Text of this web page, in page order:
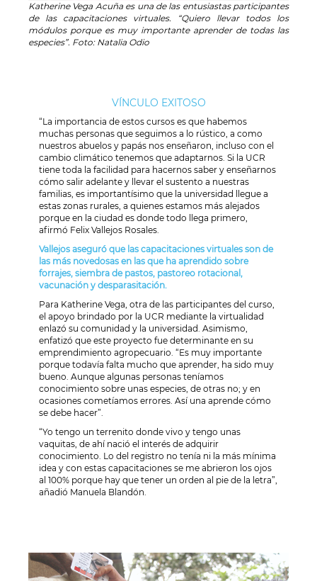
Katherine Vega Acuña es una de las entusiastas participantes
de las capacitaciones virtuales. “Quiero llevar todos los
módulos porque es muy importante aprender de todas las
especies”. Foto: Natalia Odio
VÍNCULO EXITOSO
“La importancia de estos cursos es que habemos
muchas personas que seguimos a lo rústico, a como
nuestros abuelos y papás nos enseñaron, incluso con el
cambio climático tenemos que adaptarnos. Si la UCR
tiene toda la facilidad para hacernos saber y enseñarnos
cómo salir adelante y llevar el sustento a nuestras
familias, es importantísimo que la universidad llegue a
estas zonas rurales, a quienes estamos más alejados
porque en la ciudad es donde todo llega primero,
afirmó Felix Vallejos Rosales.
Vallejos aseguró que las capacitaciones virtuales son de
las más novedosas en las que ha aprendido sobre
forrajes, siembra de pastos, pastoreo rotacional,
vacunación y desparasitación.
Para Katherine Vega, otra de las participantes del curso,
el apoyo brindado por la UCR mediante la virtualidad
enlazó su comunidad y la universidad. Asimismo,
enfatizó que este proyecto fue determinante en su
emprendimiento agropecuario. “Es muy importante
porque todavía falta mucho que aprender, ha sido muy
bueno. Aunque algunas personas teníamos
conocimiento sobre unas especies, de otras no; y en
ocasiones cometíamos errores. Así una aprende cómo
se debe hacer”.
“Yo tengo un terrenito donde vivo y tengo unas
vaquitas, de ahí nació el interés de adquirir
conocimiento. Lo del registro no tenía ni la más mínima
idea y con estas capacitaciones se me abrieron los ojos
al 100% porque hay que tener un orden al pie de la letra”,
añadió Manuela Blandón.